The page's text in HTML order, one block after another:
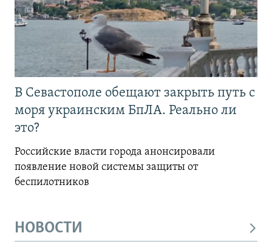
В Севастополе обещают закрыть путь с
моря украинским БпЛА. Реально ли
это?
Российские власти города анонсировали
появление новой системы защиты от
беспилотников
НОВОСТИ